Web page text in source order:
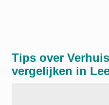
Tips over
vergelijken in